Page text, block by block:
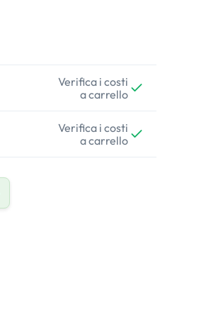
Verifica i costi
a carrello
Verifica i costi
a carrello